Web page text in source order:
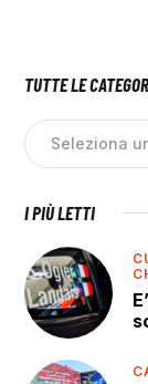
TUTTE LE
I PIÙ LETTI